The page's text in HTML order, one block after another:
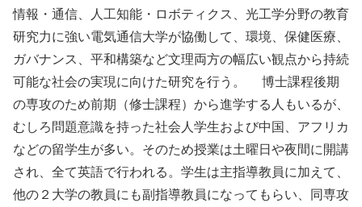
情報・通信、人工知能・ロボティクス、光工学分野の教育
研究力に強い電気通信大学が協働して、環境、保健医療、
ガバナンス、平和構築など文理両方の幅広い観点から持続
可能な社会の実現に向けた研究を行う。 博士課程後期
の専攻のため前期（修士課程）から進学する人もいるが、
むしろ問題意識を持った社会人学生および中国、アフリカ
などの留学生が多い。そのため授業は土曜日や夜間に開講
され、全て英語で行われる。学生は主指導教員に加えて、
他の２大学の教員にも副指導教員になってもらい、同専攻